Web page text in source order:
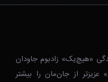
«هیچ‌یک» زادبوم جاودان
عزیزتر از جان‌مان را بیشتر